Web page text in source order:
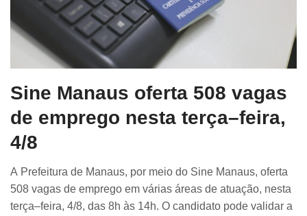
Sine Manaus oferta 508 vagas
de emprego nesta terça–feira,
4/8
A Prefeitura de Manaus, por meio do Sine Manaus, oferta
508 vagas de emprego em várias áreas de atuação, nesta
terça–feira, 4/8, das 8h às 14h. O candidato pode validar a